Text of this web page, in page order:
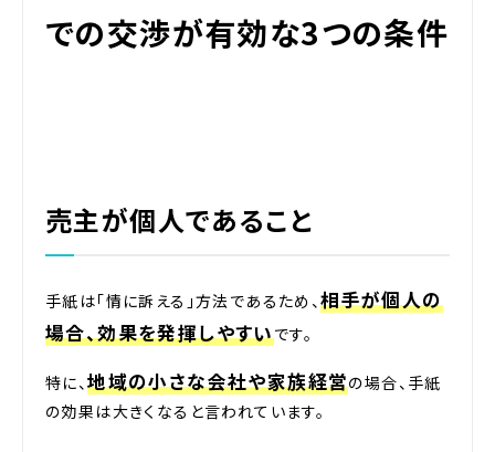
での交渉が有効な3つの条件
売主が個人であること
手紙は「情に訴える」方法であるため、相手が個人の
場合、効果を発揮しやすいです。
特に、地域の小さな会社や家族経営の場合、手紙
の効果は大きくなると言われています。